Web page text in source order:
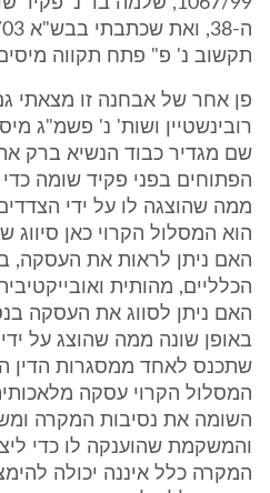
תקשוב נ' פ" פתח תקווה מיסים יז/4
שם מגדיר כבוד הנשיא ברק
הפתוחים בפני פקיד שומה
ממה שהוצגה לו על ידי
הוא המסלול הקרוי כאן סיווג
האם ניתן לראות את העסקה,
הכלליים, מהותית
האם ניתן לסווג את העסקה
באופן שונה ממה שהוצג על
שתכנס לאחד ממסגרות הדין
המסלול הקרוי עסקה
השומה את נסיבות המקרה
והמשקמת שהוענקה לו כדי
המקרה כלל איננה יכולה